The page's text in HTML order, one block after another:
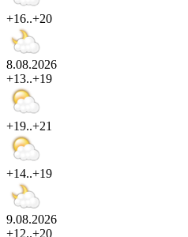
+16..+20
8.08.2026
+13..+19
+19..+21
+14..+19
9.08.2026
+12..+20